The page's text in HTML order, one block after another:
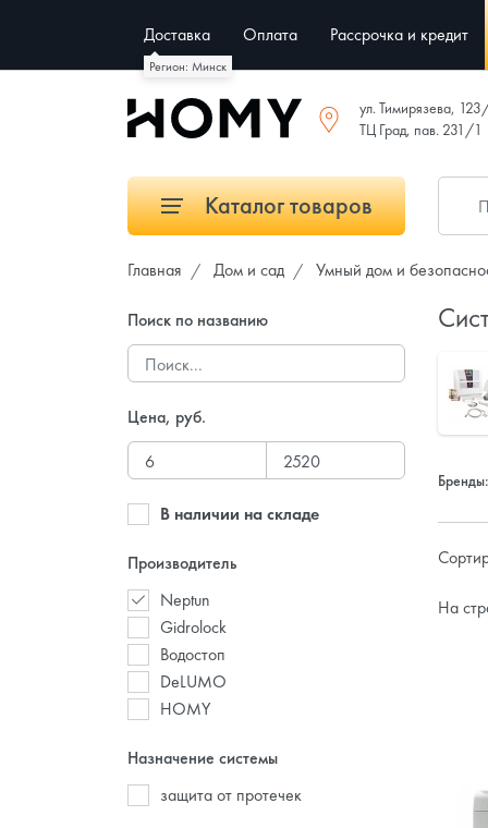
Регион: Минск
Доставка Оплата Рассрочка и кредит
ул. Тимирязева,
ТЦ Град, пав. 231/1
Каталог товаров
Главная Дом и сад Умный дом и
Поиск по названию
Цена, руб.
В наличии на складе
Производитель
Neptun
Gidrolock
Водостоп
DeLUMO
HOMY
Назначение системы
защита от протечек
Бренды:
На